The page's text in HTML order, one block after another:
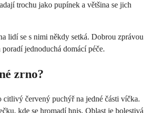
trochu jako pupínek a většina se jich
lidí se s nimi někdy setká. Dobrou zprávou
jednoduchá domácí péče.
zrno?
citlivý červený puchýř na jedné části víčka.
kde se hromadí hnis. Oblast je bolestivá